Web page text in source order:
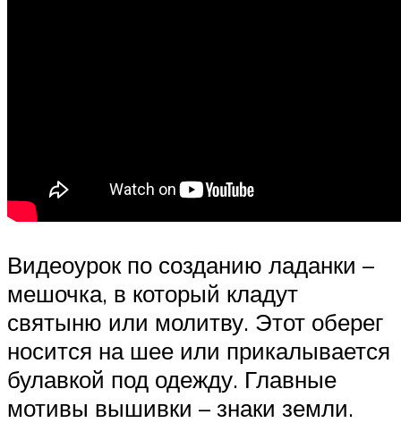
Видеоурок по созданию ладанки –
мешочка, в который кладут
святыню или молитву. Этот оберег
носится на шее или прикалывается
булавкой под одежду. Главные
мотивы вышивки – знаки земли.